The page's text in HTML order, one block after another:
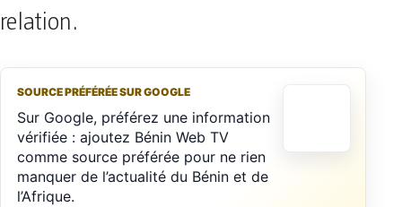
relation.
SOURCE PRÉFÉRÉE SUR GOOGLE
Sur Google, préférez une information
vérifiée : ajoutez Bénin Web TV
comme source préférée pour ne rien
manquer de l’actualité du Bénin et de
l’Afrique.